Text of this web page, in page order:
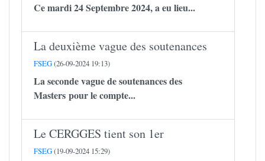
Ce mardi 24 Septembre 2024, a eu lieu...
La deuxième vague des soutenances
FSEG(26-09-2024 19:13)
La seconde vague de soutenances des
Masters pour le compte...
Le CERGGES tient son 1er
FSEG(19-09-2024 15:29)